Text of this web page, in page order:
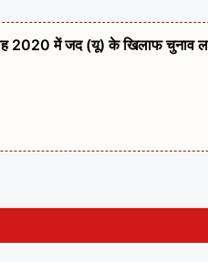
वह 2020 में जद (यू) के खिलाफ चुनाव